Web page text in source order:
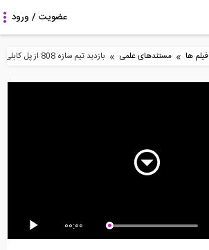
فیلم ها » مستندهای علمی » بازدید تیم سازه 808 از پل کابلی معلق تنگه بسفر در شهر استانبول ترکیه بخش 1
مستند جا به جایی های
00:00